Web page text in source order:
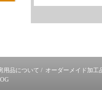
用品について / オーダーメイド加工